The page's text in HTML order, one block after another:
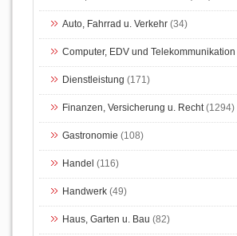
Auto, Fahrrad u. Verkehr (34)
Computer, EDV und Telekommunikation
Dienstleistung (171)
Finanzen, Versicherung u. Recht(1294)
Gastronomie (108)
Handel (116)
Handwerk (49)
Haus, Garten u. Bau (82)